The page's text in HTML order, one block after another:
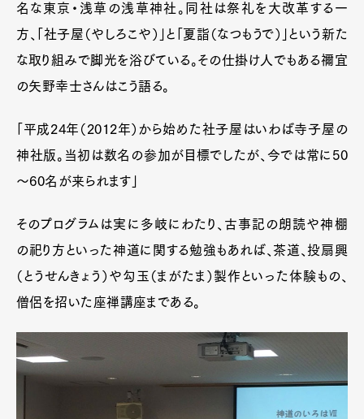
名な東京・浅草の浅草神社。同社は祭礼を大改革する一
方、「社子屋（やしろこや）」と「夏詣（なつもうで）」という新た
な取り組みで脚光を浴びている。その仕掛け人でもある禰宜
の矢野幸士さんはこう語る。
「平成24年（2012年）から始めた社子屋はいわば寺子屋の
神社版。当初は数名の参加が目標でしたが、今では常に50
～60名が来られます」
そのプログラムは実に多岐にわたり、古事記の朗読や神棚
の祀り方といった神道に関する勉強もあれば、茶道、投扇興
（とうせんきょう）や勾玉（まがたま）製作といった体験もの、
僧侶を招いた座禅講座まである。